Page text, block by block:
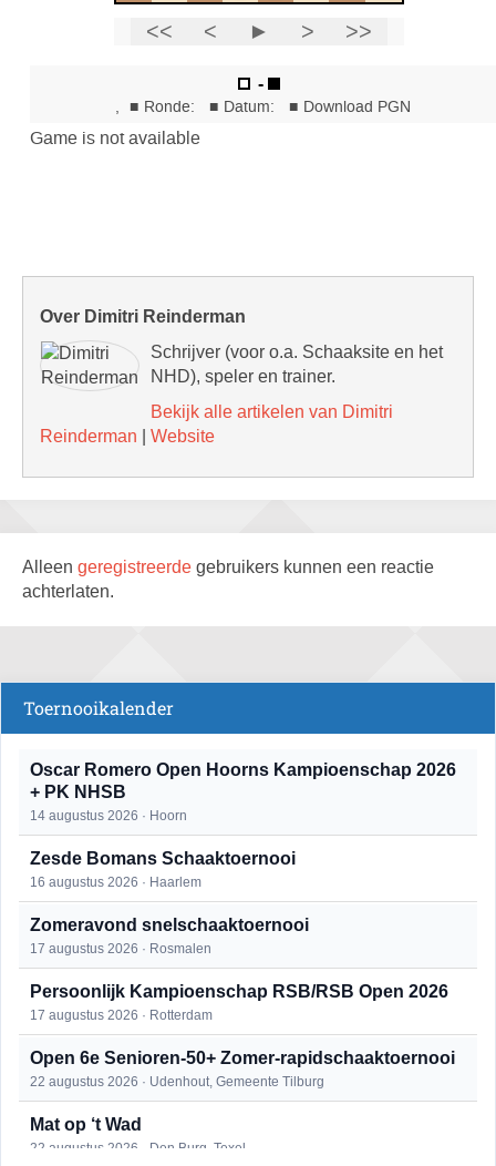
Over Dimitri Reinderman
Schrijver (voor o.a. Schaaksite en het
NHD), speler en trainer.
Bekijk alle artikelen van Dimitri
Reinderman
Website
Alleen geregistreerde gebruikers kunnen een reactie
achterlaten.
Toernooikalender
Oscar Romero Open Hoorns Kampioenschap 2026
+ PK NHSB
14 augustus 2026 · Hoorn
Zesde Bomans Schaaktoernooi
16 augustus 2026 · Haarlem
Zomeravond snelschaaktoernooi
17 augustus 2026 · Rosmalen
Persoonlijk Kampioenschap RSB/RSB Open 2026
17 augustus 2026 · Rotterdam
Open 6e Senioren-50+ Zomer-rapidschaaktoernooi
22 augustus 2026 · Udenhout, Gemeente Tilburg
Mat op ‘t Wad
22 augustus 2026 · Den Burg, Texel